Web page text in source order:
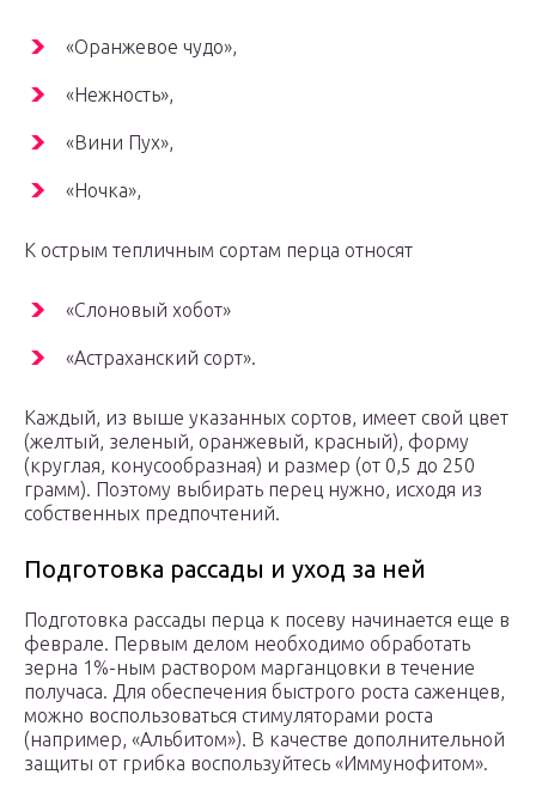
«Оранжевое чудо»,
«Нежность»,
«Вини Пух»,
«Ночка»,
К острым тепличным сортам перца относят
«Слоновый хобот»
«Астраханский сорт».
Каждый, из выше указанных сортов, имеет свой цвет
(желтый, зеленый, оранжевый, красный), форму
(круглая, конусообразная) и размер (от 0,5 до 250
грамм). Поэтому выбирать перец нужно, исходя из
собственных предпочтений.
Подготовка рассады и уход за ней
Подготовка рассады перца к посеву начинается еще в
феврале. Первым делом необходимо обработать
зерна 1%-ным раствором марганцовки в течение
получаса. Для обеспечения быстрого роста саженцев,
можно воспользоваться стимуляторами роста
(например, «Альбитом»). В качестве дополнительной
защиты от грибка воспользуйтесь «Иммунофитом».